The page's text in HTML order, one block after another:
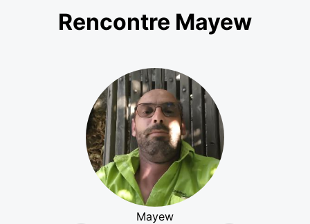
Rencontre Mayew
Mayew